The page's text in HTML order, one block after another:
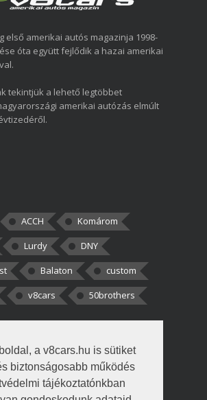
a v8cars.hu is sütiket
biztonságosabb működés
tájékoztatónkban
első amerikai autós magazinja 1998-
óta együtt fejlődik a hazai amerikai
tekintjük a lehető legtöbbet
amerikai autózás elmúlt
ACCH
Komárom
Lurdy
DNY
Balaton
custom
v8cars 50brothers
Elszúrtam! Én csak két
Nem tudtam, hogy fél autót,